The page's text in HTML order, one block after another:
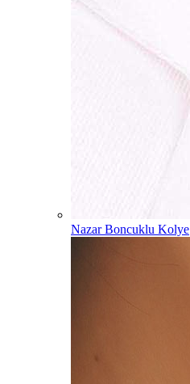
Nazar Boncuklu Kolye